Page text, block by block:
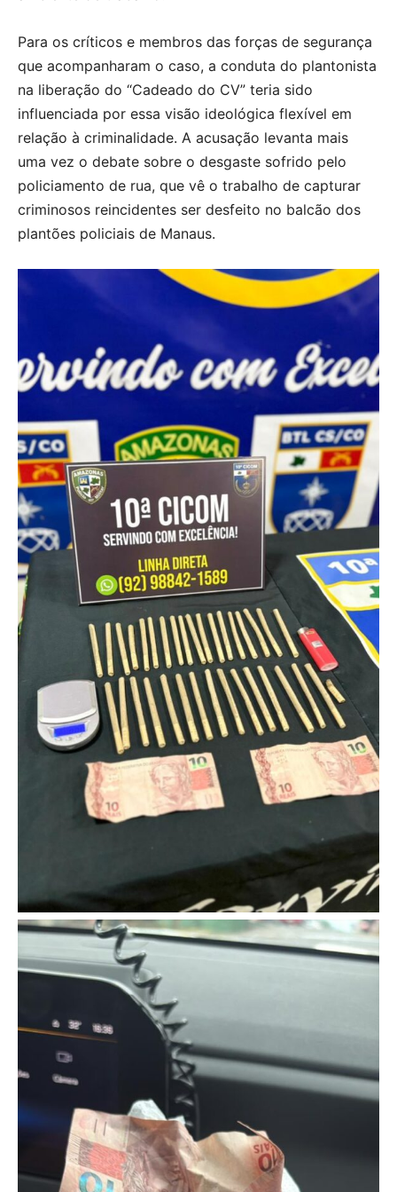
Para os críticos e membros das forças de segurança
que acompanharam o caso, a conduta do plantonista
na liberação do “Cadeado do CV” teria sido
influenciada por essa visão ideológica flexível em
relação à criminalidade. A acusação levanta mais
uma vez o debate sobre o desgaste sofrido pelo
policiamento de rua, que vê o trabalho de capturar
criminosos reincidentes ser desfeito no balcão dos
plantões policiais de Manaus.